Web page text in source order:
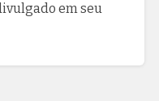
em seu